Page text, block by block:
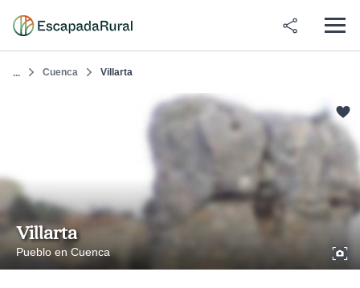
... Cuenca Villarta
Villarta
Pueblo en Cuenca